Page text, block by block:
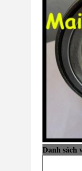
Danh sách